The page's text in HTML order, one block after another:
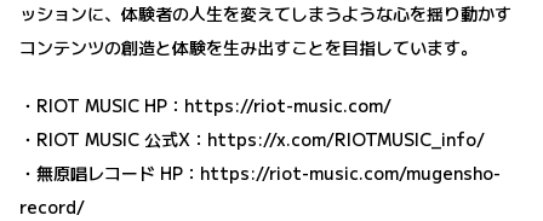
ッションに、体験者の人生を変えてしまうような心を揺り動かす
コンテンツの創造と体験を生み出すことを目指しています。
・RIOT MUSIC HP： https://riot-music.com/
・RIOT MUSIC 公式X： https://x.com/RIOTMUSIC_info/
・無原唱レコード HP： https://riot-music.com/mugensho-
record/